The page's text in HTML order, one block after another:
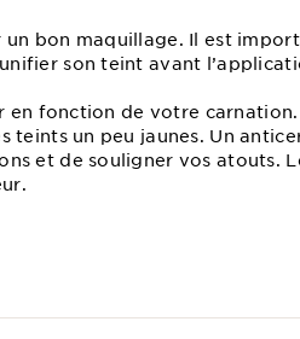
bon maquillage. Il est
son teint avant
fonction de votre
un peu jaunes. Un
et de souligner vos atouts.